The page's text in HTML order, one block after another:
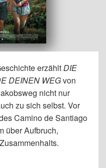
erzähltDIE
DEINEN WEGvon
nicht nur
zu sich selbst. Vor
Camino de Santiago
über Aufbruch,